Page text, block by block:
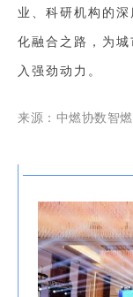
业、科研机构的
化融合之路，为
入强劲动力。
来源：中燃协数智